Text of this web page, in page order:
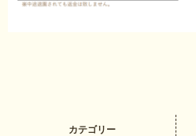
カテゴリー